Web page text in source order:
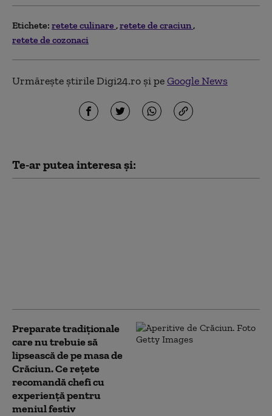
Etichete: retete culinare retete de craciun
retete de cozonaci
Urmărește știrile Digi24.ro și peGoogle News
Te-ar putea interesa și:
Preparate tradiționale
care nu trebuie să
lipsească de pe masa de
Crăciun. Ce rețete
recomandă chefi cu
experiență pentru
meniul festiv